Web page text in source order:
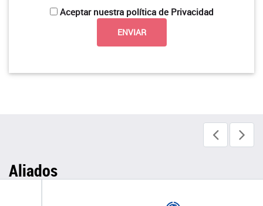
Aceptar nuestra política de Privacidad
Aliados